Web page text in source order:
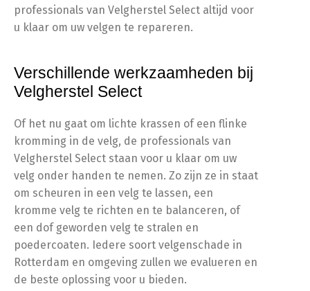
professionals van Velgherstel Select altijd voor
u klaar om uw velgen te repareren.
Verschillende werkzaamheden bij
Velgherstel Select
Of het nu gaat om lichte krassen of een flinke
kromming in de velg, de professionals van
Velgherstel Select staan voor u klaar om uw
velg onder handen te nemen. Zo zijn ze in staat
om scheuren in een velg te lassen, een
kromme velg te richten en te balanceren, of
een dof geworden velg te stralen en
poedercoaten. Iedere soort velgenschade in
Rotterdam en omgeving zullen we evalueren en
de beste oplossing voor u bieden.